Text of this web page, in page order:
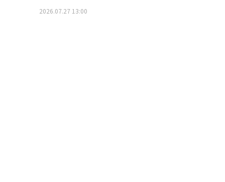
2026.07.27 13:00